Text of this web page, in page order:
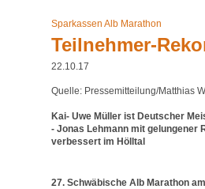
Sparkassen Alb Marathon
Teilnehmer-
22.10.17
Quelle: Pressemitteilung/Matthias
Kai- Uwe Müller ist Deutscher
- Jonas Lehmann mit gelungener
verbessert im Hölltal
27. Schwäbische Alb Marathon